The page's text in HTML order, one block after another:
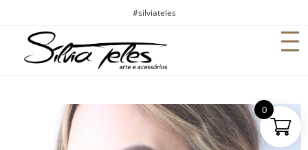
#silviateles
0